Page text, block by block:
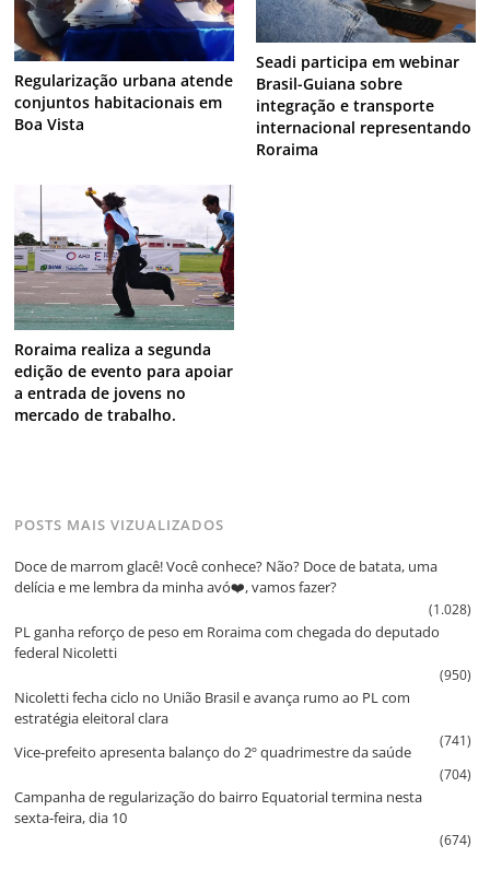
Regularização urbana atende
conjuntos habitacionais em
Boa Vista
Seadi participa em webinar
Brasil-Guiana sobre
integração e transporte
internacional representando
Roraima
Roraima realiza a segunda
edição de evento para apoiar
a entrada de jovens no
mercado de trabalho.
POSTS MAIS VIZUALIZADOS
Doce de marrom glacê! Você conhece? Não? Doce de batata, uma
delícia e me lembra da minha avó❤️, vamos fazer?
(1.028)
PL ganha reforço de peso em Roraima com chegada do deputado
federal Nicoletti
(950)
Nicoletti fecha ciclo no União Brasil e avança rumo ao PL com
estratégia eleitoral clara
(741)
Vice‑prefeito apresenta balanço do 2º quadrimestre da saúde
(704)
Campanha de regularização do bairro Equatorial termina nesta
sexta‑feira, dia 10
(674)